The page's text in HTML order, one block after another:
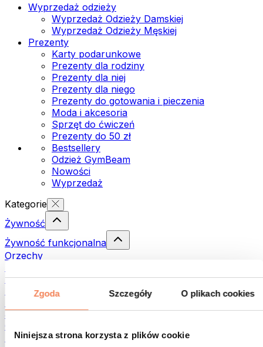
Zgoda Szczegóły O plikach cookies
Niniejsza strona korzysta z plików cookie
Wyprzedaż odzieży
Wyprzedaż Odzieży Damskiej
Wyprzedaż Odzieży Męskiej
Prezenty
Karty podarunkowe
Prezenty dla rodziny
Prezenty dla niej
Prezenty dla niego
Prezenty do gotowania i pieczenia
Moda i akcesoria
Sprzęt do ćwiczeń
Prezenty do 50 zł
Bestsellery
Odzież GymBeam
Nowości
Wyprzedaż
Kategorie
Żywność
Żywność funkcjonalna
Orzechy
Pasty i kremy do smarowania
Jajka
Chleb i pieczywo
Mięso